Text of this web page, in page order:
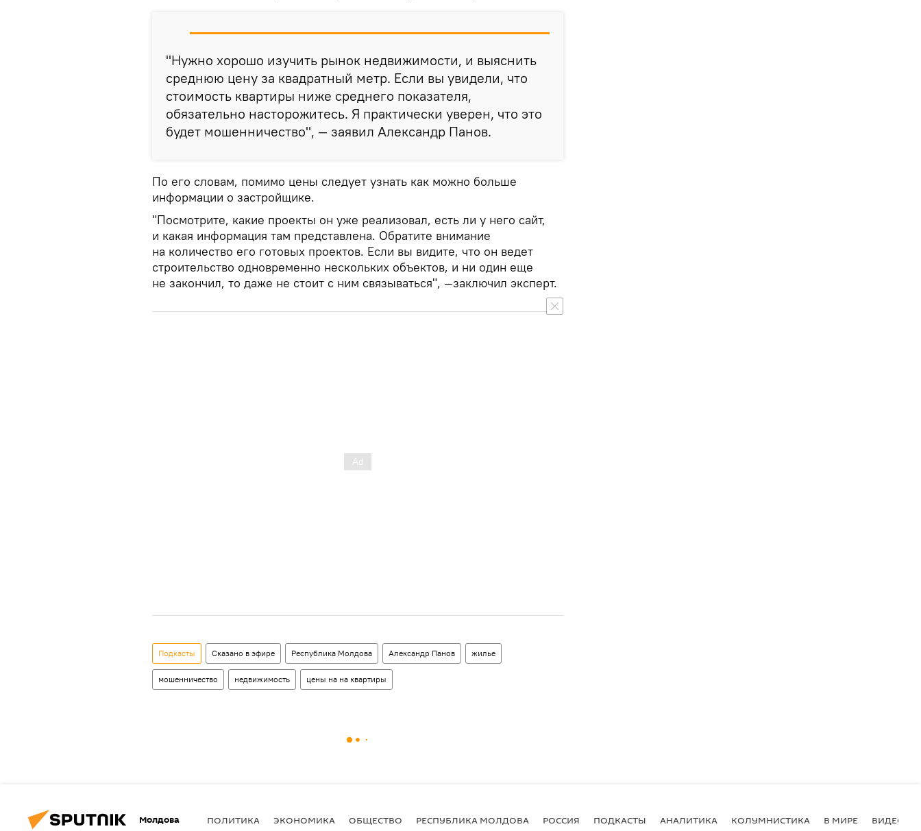
"Нужно хорошо изучить рынок недвижимости, и выяснить
среднюю цену за квадратный метр. Если вы увидели, что
стоимость квартиры ниже среднего показателя,
обязательно насторожитесь. Я практически уверен, что это
будет мошенничество", — заявил Александр Панов.
По его словам, помимо цены следует узнать как можно больше
информации о застройщике.
"Посмотрите, какие проекты он уже реализовал, есть ли у него сайт,
и какая информация там представлена. Обратите внимание
на количество его готовых проектов. Если вы видите, что он ведет
строительство одновременно нескольких объектов, и ни один еще
не закончил, то даже не стоит с ним связываться", —заключил эксперт.
Подкасты Сказано в эфире Республика Молдова Александр Панов жилье
мошенничество недвижимость цены на на квартиры
Молдова ПОЛИТИКА ЭКОНОМИКА ОБЩЕСТВО РЕСПУБЛИКА МОЛДОВА РОССИЯ ПОДКАСТЫ АНАЛИТИКА КОЛУМНИСТИКА В МИРЕ ВИДЕО